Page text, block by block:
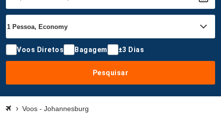
Voos Diretos Bagagem ±3 Dias
Pesquisar
Voos - Johannesburg